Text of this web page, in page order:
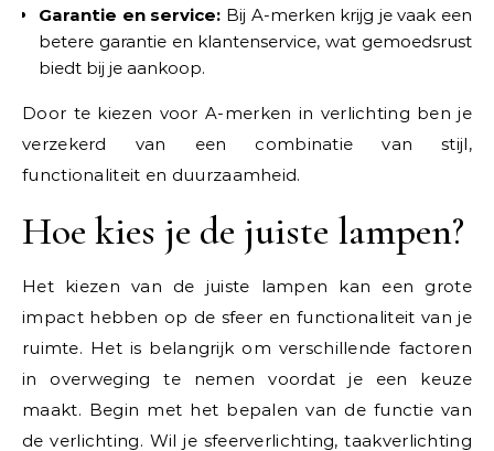
Garantie en service: Bij A-merken krijg je vaak een
betere garantie en klantenservice, wat gemoedsrust
biedt bij je aankoop.
Door te kiezen voor A-merken in verlichting ben je
verzekerd van een combinatie van stijl,
functionaliteit en duurzaamheid.
Hoe kies je de juiste lampen?
Het kiezen van de juiste lampen kan een grote
impact hebben op de sfeer en functionaliteit van je
ruimte. Het is belangrijk om verschillende factoren
in overweging te nemen voordat je een keuze
maakt. Begin met het bepalen van de functie van
de verlichting. Wil je sfeerverlichting, taakverlichting